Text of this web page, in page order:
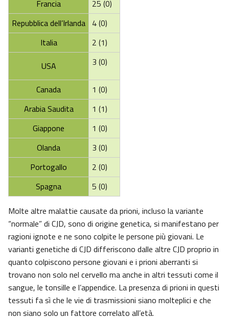
Francia
25 (0)
Repubblica dell’Irlanda 4 (0)
Italia
2 (1)
USA
3 (0)
Canada
1 (0)
Arabia Saudita
1 (1)
Giappone
1 (0)
Olanda
3 (0)
Portogallo
2 (0)
Spagna
5 (0)
Molte altre malattie causate da prioni, incluso la variante
“normale” di CJD, sono di origine genetica, si manifestano per
ragioni ignote e ne sono colpite le persone più giovani. Le
varianti genetiche di CJD differiscono dalle altre CJD proprio in
quanto colpiscono persone giovani e i prioni aberranti si
trovano non solo nel cervello ma anche in altri tessuti come il
sangue, le tonsille e l’appendice. La presenza di prioni in questi
tessuti fa sì che le vie di trasmissioni siano molteplici e che
non siano solo un fattore correlato all’età.